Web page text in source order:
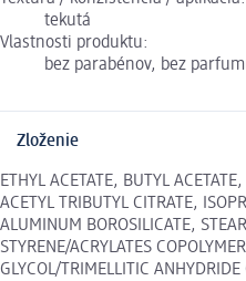
tekutá
Vlastnosti produktu:
bez parabénov, bez
Zloženie
ETHYL ACETATE, BUTYL
ACETYL TRIBUTYL CITRATE,
ALUMINUM BOROSILICATE,
STYRENE/ACRYLATES
GLYCOL/TRIMELLITIC